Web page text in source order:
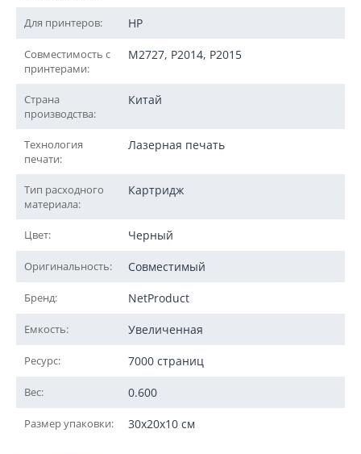
Для принтеров: HP
Совместимость с
принтерами:
M2727, P2014, P2015
Страна
производства:
Китай
Технология
печати:
Лазерная печать
Тип расходного
материала:
Картридж
Цвет: Черный
Оригинальность: Совместимый
Бренд: NetProduct
Емкость: Увеличенная
Ресурс: 7000 страниц
Вес: 0.600
Размер упаковки: 30x20x10 см